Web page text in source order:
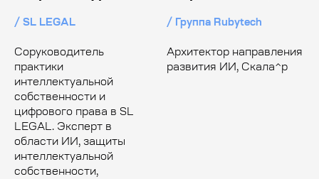
/ SL LEGAL
Соруководитель
практики
интеллектуальной
собственности и
цифрового права в SL
LEGAL. Эксперт в
области ИИ, защиты
интеллектуальной
собственности,
/ Группа Rubytech
Архитектор направления
развития ИИ, Скала^р